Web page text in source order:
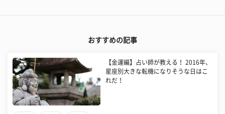
おすすめの記事
【金運編】占い師が教える！ 2016年、
星座別大きな転機になりそうな日はこ
れだ！